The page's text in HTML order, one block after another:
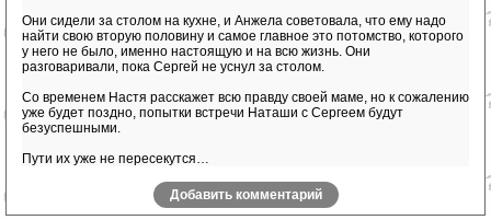
Они сидели за столом на кухне, и Анжела советовала, что ему надо
найти свою вторую половину и самое главное это потомство, которого
у него не было, именно настоящую и на всю жизнь. Они
разговаривали, пока Сергей не уснул за столом.
Со временем Настя расскажет всю правду своей маме, но к сожалению
уже будет поздно, попытки встречи Наташи с Сергеем будут
безуспешными.
Пути их уже не пересекутся…
Добавить комментарий